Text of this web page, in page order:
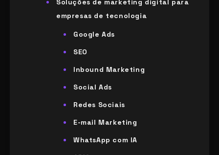
Soluções de marketing digital para
empresas de tecnologia
Google Ads
SEO
Inbound Marketing
Social Ads
Redes Sociais
E-mail Marketing
WhatsApp com IA